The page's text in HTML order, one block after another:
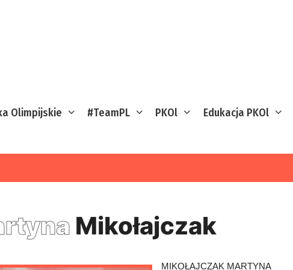
Olimpijskie #TeamPL PKOl Edukacja PKOl
Mikołajczak
MIKOŁAJCZAK MARTYNA